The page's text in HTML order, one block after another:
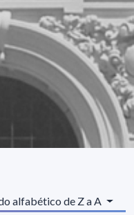
alfabético de Z a A